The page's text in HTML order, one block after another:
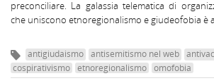
preconciliare. La galassia telematica di
che uniscono etnoregionalismo e giudeofobia è
antigiudaismo antisemitismo nel web
cospirativismo
etnoregionalismo omofobia